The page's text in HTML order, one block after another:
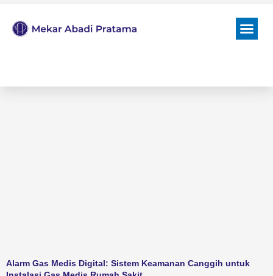
content
Alarm Gas Medis Digital: Sistem Keamanan Canggih untuk